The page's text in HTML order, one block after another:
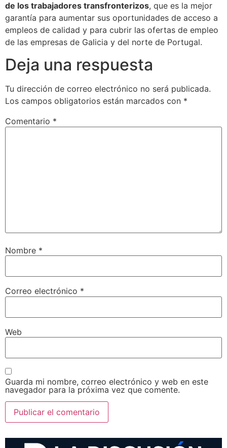
de los trabajadores transfronterizos, que es la mejor
garantía para aumentar sus oportunidades de acceso a
empleos de calidad y para cubrir las ofertas de empleo
de las empresas de Galicia y del norte de Portugal.
Deja una respuesta
Tu dirección de correo electrónico no será publicada.
Los campos obligatorios están marcados con *
Comentario *
Nombre *
Correo electrónico *
Web
Guarda mi nombre, correo electrónico y web en este
navegador para la próxima vez que comente.